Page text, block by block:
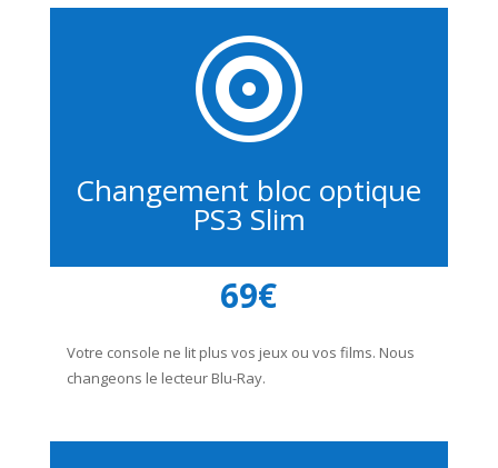

Changement bloc optique
PS3 Slim
69€
Votre console ne lit plus vos jeux ou vos films. Nous
changeons le lecteur Blu-Ray.